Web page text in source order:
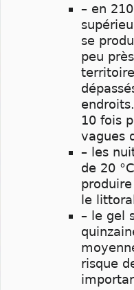
– en
se
peu
10 fois
vagues
– les
de 20
le
– le gel
risque